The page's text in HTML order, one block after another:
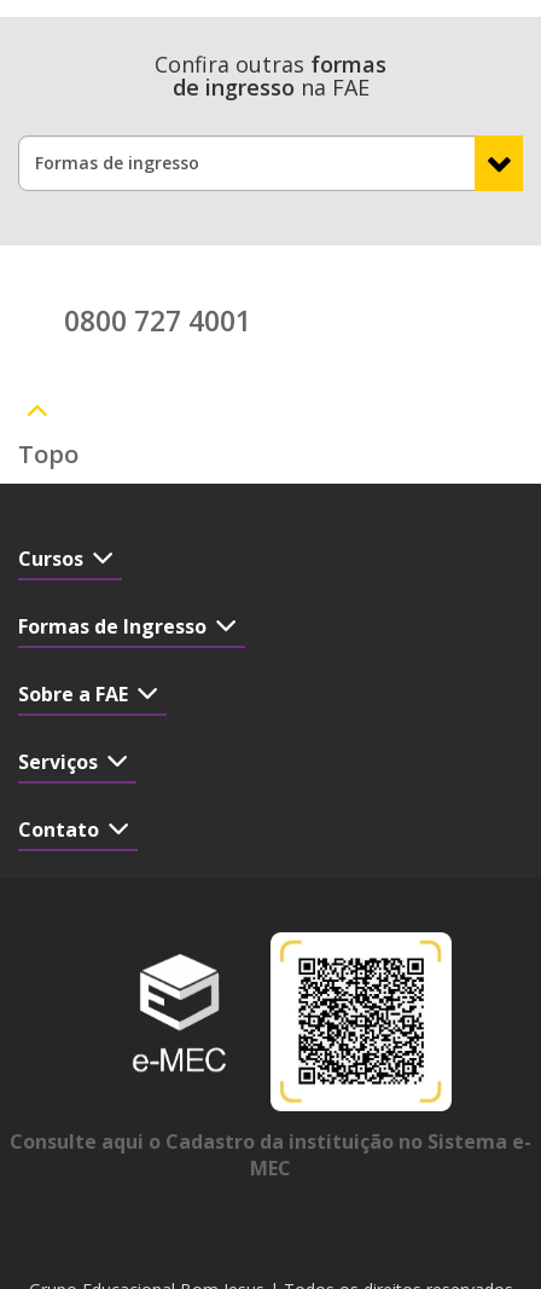
Confira outras formas
de ingresso na FAE
0800 727 4001
Topo
Cursos
Formas de Ingresso
Sobre a FAE
Serviços
Contato
Consulte aqui o Cadastro da instituição no Sistema e-
MEC